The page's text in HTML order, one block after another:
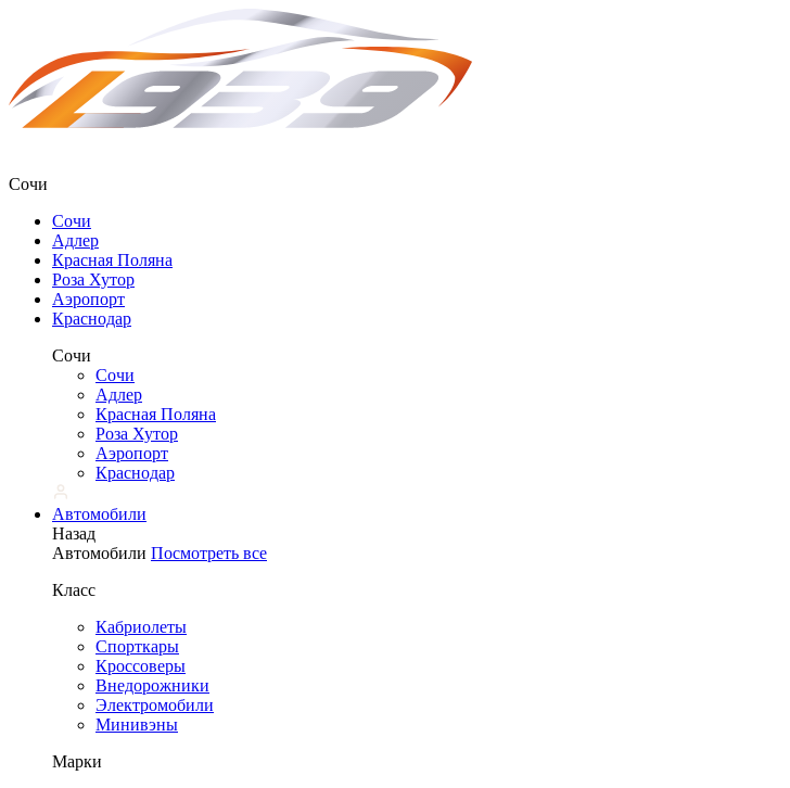
Сочи
Сочи
Адлер
Красная Поляна
Роза Хутор
Аэропорт
Краснодар
Сочи
Сочи
Адлер
Красная Поляна
Роза Хутор
Аэропорт
Краснодар
Автомобили
Назад
Автомобили Посмотреть все
Класс
Кабриолеты
Спорткары
Кроссоверы
Внедорожники
Электромобили
Минивэны
Марки